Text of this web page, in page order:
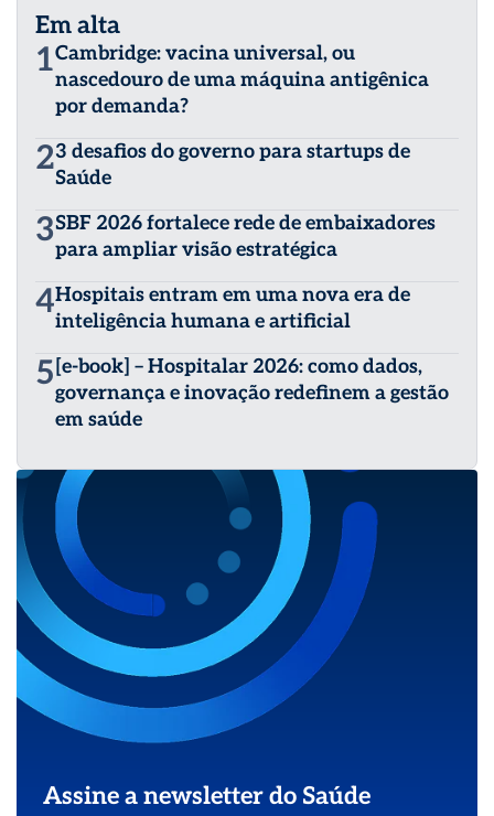
Em alta
1Cambridge: vacina universal, ou
nascedouro de uma máquina antigênica
por demanda?
23 desafios do governo para startups de
Saúde
3SBF 2026 fortalece rede de embaixadores
para ampliar visão estratégica
4Hospitais entram em uma nova era de
inteligência humana e artificial
5 [e-book] – Hospitalar 2026: como dados,
governança e inovação redefinem a gestão
em saúde
Assine a newsletter do Saúde